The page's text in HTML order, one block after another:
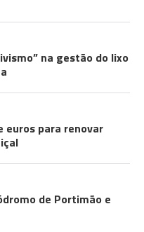
na gestão do lixo
euros para renovar
de Portimão e